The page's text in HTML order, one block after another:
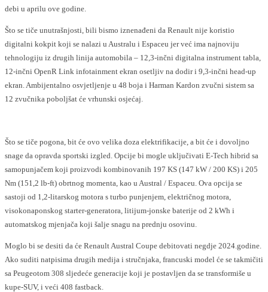
debi u aprilu ove godine.
Što se tiče unutrašnjosti, bili bismo iznenađeni da Renault nije koristio
digitalni kokpit koji se nalazi u Australu i Espaceu jer već ima najnoviju
tehnologiju iz drugih linija automobila – 12,3-inčni digitalna instrument tabla,
12-inčni OpenR Link infotainment ekran osetljiv na dodir i 9,3-inčni head-up
ekran. Ambijentalno osvjetljenje u 48 boja i Harman Kardon zvučni sistem sa
12 zvučnika poboljšat će vrhunski osjećaj.
Što se tiče pogona, bit će ovo velika doza elektrifikacije, a bit će i dovoljno
snage da opravda sportski izgled. Opcije bi mogle uključivati ​​E-Tech hibrid sa
samopunjačem koji proizvodi kombinovanih 197 KS (147 kW / 200 KS) i 205
Nm (151,2 lb-ft) obrtnog momenta, kao u Austral / Espaceu. Ova opcija se
sastoji od 1,2-litarskog motora s turbo punjenjem, električnog motora,
visokonaponskog starter-generatora, litijum-jonske baterije od 2 kWh i
automatskog mjenjača koji šalje snagu na prednju osovinu.
Moglo bi se desiti da će Renault Austral Coupe debitovati negdje 2024.godine.
Ako suditi natpisima drugih medija i stručnjaka, francuski model će se takmičiti
sa Peugeotom 308 sljedeće generacije koji je postavljen da se transformiše u
kupe-SUV, i veći 408 fastback.